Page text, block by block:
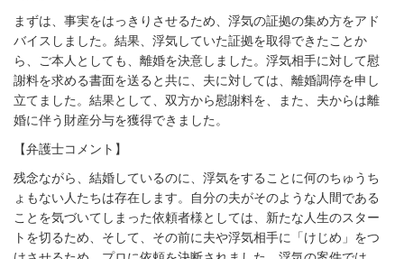
まずは、事実をはっきりさせるため、浮気の証拠の集め方をアド
バイスしました。結果、浮気していた証拠を取得できたことか
ら、ご本人としても、離婚を決意しました。浮気相手に対して慰
謝料を求める書面を送ると共に、夫に対しては、離婚調停を申し
立てました。結果として、双方から慰謝料を、また、夫からは離
婚に伴う財産分与を獲得できました。
【弁護士コメント】
残念ながら、結婚しているのに、浮気をすることに何のちゅうち
ょもない人たちは存在します。自分の夫がそのような人間である
ことを気づいてしまった依頼者様としては、新たな人生のスター
トを切るため、そして、その前に夫や浮気相手に「けじめ」をつ